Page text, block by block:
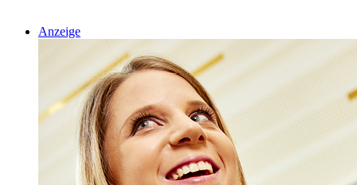
Anzeige